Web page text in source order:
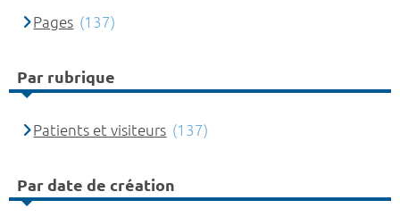
Pages (137)
Par rubrique
Patients et visiteurs (137)
Par date de création